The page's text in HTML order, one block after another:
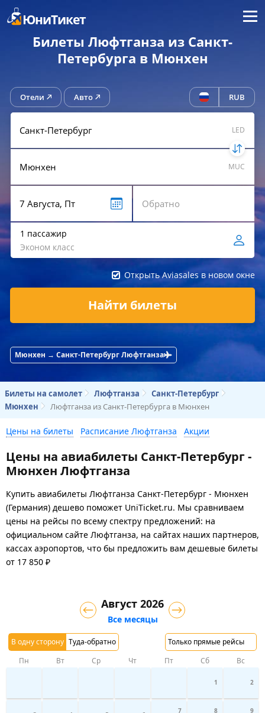
ЮниТикет Меню
Билеты Люфтганза из Санкт-
Петербурга в Мюнхен
Отели Авто RUB
LED
MUC
1 пассажир
Эконом класс
Открыть Aviasales в новом окне
Найти билеты
Мюнхен → Санкт-Петербург Люфтганза
Билеты на самолет Люфтганза
Санкт-Петербург
Мюнхен
Люфтганза из Санкт-Петербурга в Мюнхен
Цены на билеты Расписание Люфтганза Акции
Цены на авиабилеты Санкт-Петербург -
Мюнхен Люфтганза
Купить авиабилеты Люфтганза Санкт-Петербург - Мюнхен
(Германия) дешево поможет UniTicket.ru. Мы сравниваем
цены на рейсы по всему спектру предложений: на
официальном сайте Люфтганза, на сайтах наших партнеров,
кассах аэропортов, что бы предложить вам дешевые билеты
от 17 850 ₽
В одну сторону Туда-обратно Только прямые рейсы
Август 2026
Все месяцы
Пн Вт Ср Чт Пт Сб Вс
1 2
7 8 9